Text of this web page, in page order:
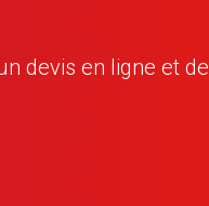
devis en ligne et de